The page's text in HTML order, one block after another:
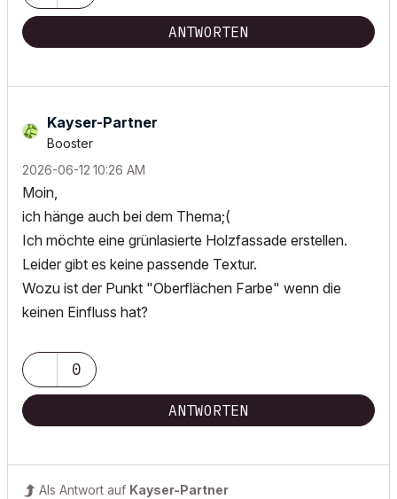
ANTWORTEN
Kayser-Partner
Booster
‎2026-06-12 10:26 AM
Moin,
ich hänge auch bei dem Thema;(
Ich möchte eine grünlasierte Holzfassade erstellen.
Leider gibt es keine passende Textur.
Wozu ist der Punkt "Oberflächen Farbe" wenn die
keinen Einfluss hat?
0
ANTWORTEN
Als Antwort auf Kayser-Partner